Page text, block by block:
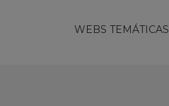
WEBS TEMÁTICAS